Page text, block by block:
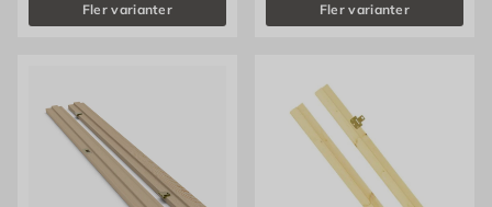
Fler varianter Fler varianter